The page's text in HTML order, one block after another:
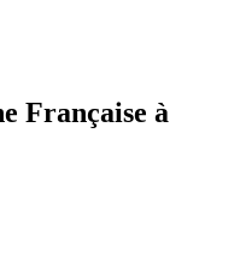
Française à